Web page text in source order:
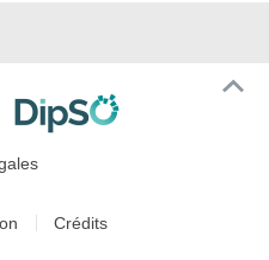
Crédits